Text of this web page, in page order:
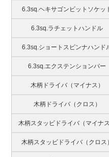
6.3sq.ヘキサゴンビットソケッ
6.3sq.ラチェットハンドル
6.3sq.ショートスピンナハンド
6.3sq.エクステンションバー
木柄ドライバ（マイナス）
木柄ドライバ（クロス）
木柄スタッビドライバ（マイナス
木柄スタッビドライバ（クロス）